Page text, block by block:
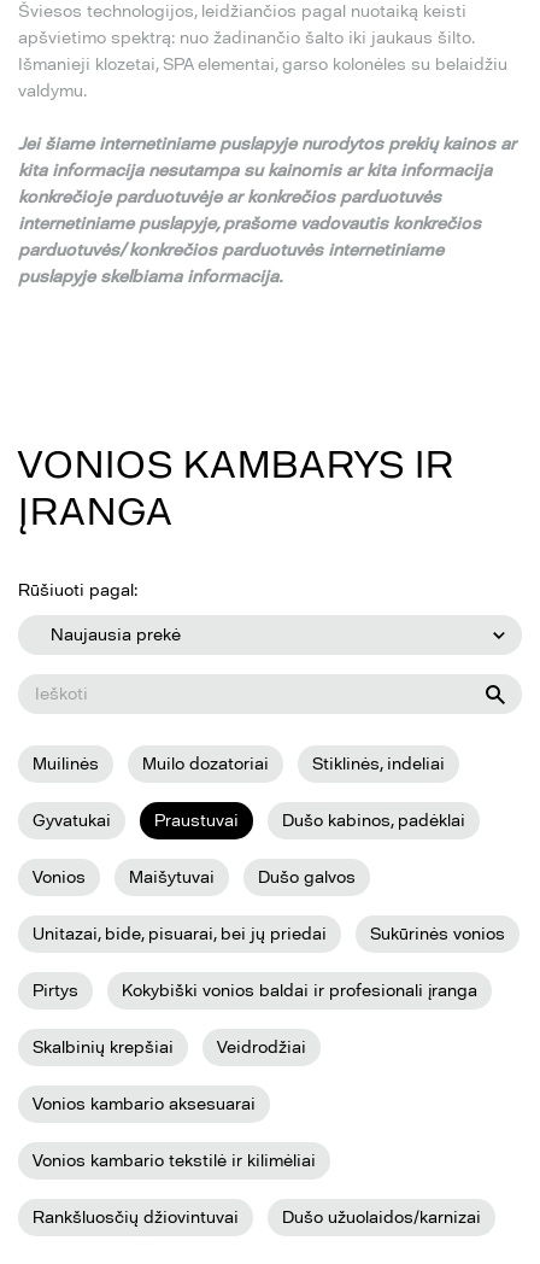
Šviesos technologijos, leidžiančios pagal nuotaiką keisti
apšvietimo spektrą: nuo žadinančio šalto iki jaukaus šilto.
Išmanieji klozetai, SPA elementai, garso kolonėles su belaidžiu
valdymu.
Jeišiame internetiniame puslapyje nurodytos prekiųkainos ar
kita informacija nesutampa sukainomis ar kita informacija
konkrečioje parduotuvėje ar konkrečios parduotuvės
internetiniame puslapyje,prašome vadovautis konkrečios
parduotuvės/ konkrečios parduotuvės internetiniame
puslapyje skelbiama informacija.
VONIOS KAMBARYS IR
ĮRANGA
Rūšiuoti pagal:
Naujausia prekė
Muilinės Muilo dozatoriai Stiklinės, indeliai
Gyvatukai Praustuvai Dušo kabinos, padėklai
Vonios Maišytuvai Dušo galvos
Unitazai, bide, pisuarai, bei jų priedai Sukūrinės vonios
Pirtys Kokybiški vonios baldai ir profesionali įranga
Skalbinių krepšiai Veidrodžiai
Vonios kambario aksesuarai
Vonios kambario tekstilė ir kilimėliai
Rankšluosčių džiovintuvai Dušo užuolaidos/karnizai